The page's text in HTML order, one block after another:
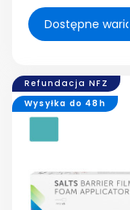
Refundacja NFZ
Wysyłka do 48h